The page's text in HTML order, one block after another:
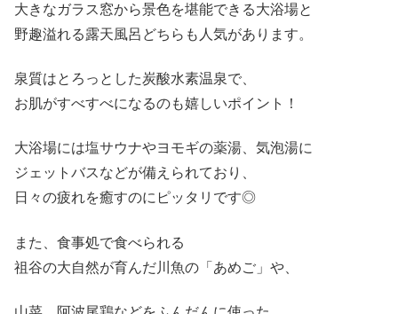
大きなガラス窓から景色を堪能できる大浴場と
野趣溢れる露天風呂どちらも人気があります。
泉質はとろっとした炭酸水素温泉で、
お肌がすべすべになるのも嬉しいポイント！
大浴場には塩サウナやヨモギの薬湯、気泡湯に
ジェットバスなどが備えられており、
日々の疲れを癒すのにピッタリです◎
また、食事処で食べられる
祖谷の大自然が育んだ川魚の「あめご」や、